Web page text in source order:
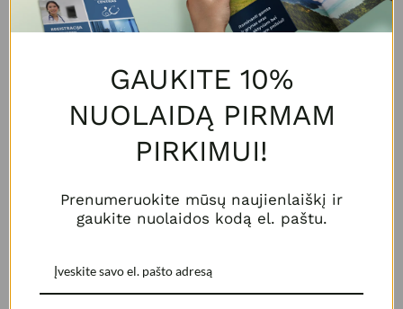
Klientai
Reikalinga ekspertų pagalba?
GAUKITE 10%
NUOLAIDĄ PIRMAM
PIRKIMUI!
Prenumeruokite mūsų naujienlaiškį ir
gaukite nuolaidos kodą el. paštu.